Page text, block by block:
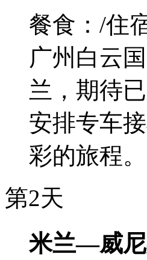
餐食：/住
广州白云
兰，期待
安排专车
彩的旅程。
第2天
米兰—威